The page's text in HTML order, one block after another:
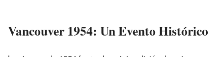
Vancouver 1954: Un Evento Histórico